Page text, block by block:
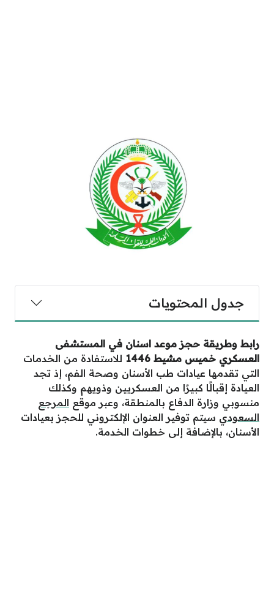
جدول المحتويات
رابط وطريقة حجز موعد اسنان في المستشفى
العسكري خميس مشيط 1446
للاستفادة من الخدمات
التي تقدمها عيادات طب الأسنان وصحة الفم، إذ تجد
العيادة إقبالًا كبيرًا من العسكريين وذويهم وكذلك
منسوبي وزارة الدفاع بالمنطقة، وعبر موقع المرجع
السعودي سيتم توفير العنوان الإلكتروني للحجز بعيادات
الأسنان، بالإضافة إلى خطوات الخدمة.